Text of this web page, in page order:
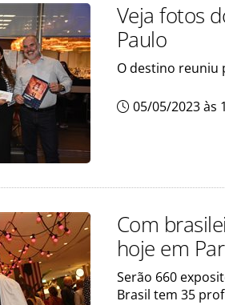
Veja fotos
Paulo
O destino reuniu
05/05/2023 às
Com
hoje em
Serão 660
Brasil tem 35